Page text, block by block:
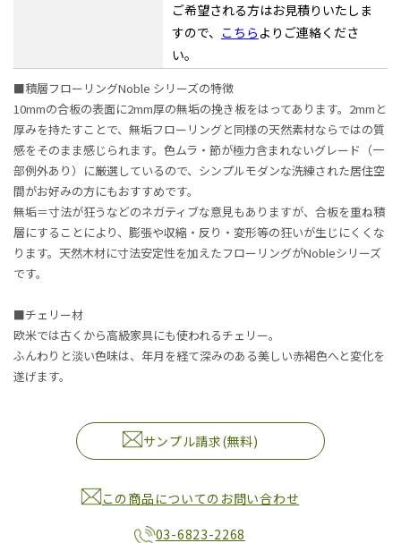
ご希望される方はお見積りいたしま
すので、 こちら よりご連絡くださ
い。
■積層フローリングNoble シリーズの特徴
10mmの合板の表面に2mm厚の無垢の挽き板をはってあります。2mmと
厚みを持たすことで、無垢フローリングと同様の天然素材ならではの質
感をそのまま感じられます。色ムラ・節が極力含まれないグレード（一
部例外あり）に厳選しているので、シンプルモダンな洗練された居住空
間がお好みの方にもおすすめです。
無垢＝寸法が狂うなどのネガティブな意見もありますが、合板を重ね積
層にすることにより、膨張や収縮・反り・変形等の狂いが生じにくくな
ります。天然木材に寸法安定性を加えたフローリングがNobleシリーズ
です。
■チェリー材
欧米では古くから高級家具にも使われるチェリー。
ふんわりと淡い色味は、年月を経て深みのある美しい赤褐色へと変化を
遂げます。
サンプル請求(無料)
この商品についてのお問い合わせ
03-6823-2268